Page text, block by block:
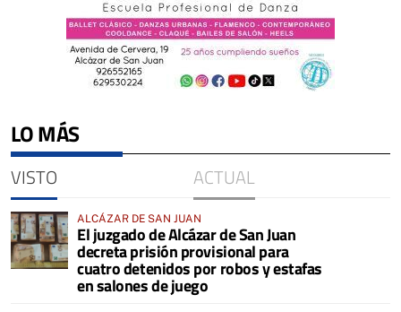
LO MÁS
VISTO ACTUAL
ALCÁZAR DE SAN JUAN
El juzgado de Alcázar de San Juan
decreta prisión provisional para
cuatro detenidos por robos y estafas
en salones de juego